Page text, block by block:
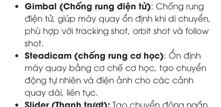
Gimbal (Chống rung điện tử): Chống rung
điện tử, giúp máy quay ổn định khi di chuyển,
phù hợp với tracking shot, orbit shot và follow
shot.
Steadicam (chống rung cơ học): Ổn định
máy quay bằng cơ chế cơ học, tạo chuyển
động tự nhiên và điện ảnh cho các cảnh
quay dài, liên tục.
Slider (Thanh trượt): Tạo chuyển động ngắn,